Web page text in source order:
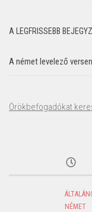
A LEGFRISSEBB
A német levelező
Örökbefogadókat
NÉMET